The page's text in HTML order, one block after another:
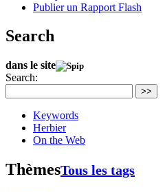
Publier un Rapport Flash
Search
dans le site
Search:
>>
Keywords
Herbier
On the Web
ThèmesTous les tags